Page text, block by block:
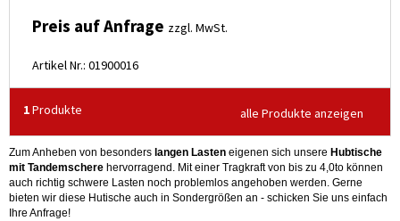
Preis auf Anfrage zzgl. MwSt.
Artikel Nr.: 01900016
1Produkte alle Produkte anzeigen
Zum Anheben von besonders langen Lasten eigenen sich unsere Hubtische
mit Tandemschere hervorragend. Mit einer Tragkraft von bis zu 4,0to können
auch richtig schwere Lasten noch problemlos angehoben werden. Gerne
bieten wir diese Hutische auch in Sondergrößen an - schicken Sie uns einfach
Ihre Anfrage!